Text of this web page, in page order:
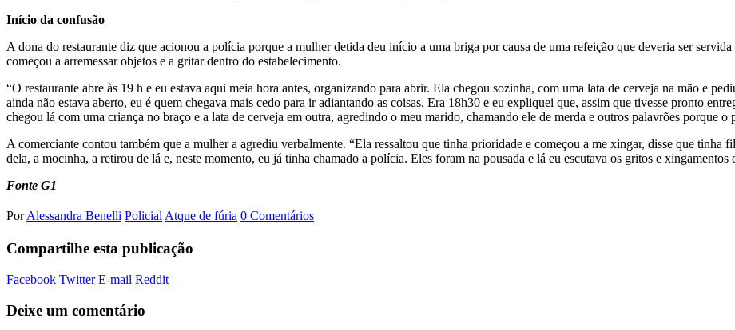
Início da confusão
A dona do restaurante diz que acionou a polícia porque a mulher detida deu início a uma briga por causa de uma refeição que deveria ser
começou a arremessar objetos e a gritar dentro do estabelecimento.
“O restaurante abre às 19 h e eu estava aqui meia hora antes, organizando para abrir. Ela chegou sozinha, com uma lata de cerveja na mão e
ainda não estava aberto, eu é quem chegava mais cedo para ir adiantando as coisas. Era 18h30 e eu expliquei que, assim que tivesse pronto
chegou lá com uma criança no braço e a lata de cerveja em outra, agredindo o meu marido, chamando ele de merda e outros palavrões porque o
A comerciante contou também que a mulher a agrediu verbalmente. “Ela ressaltou que tinha prioridade e começou a me xingar, disse que
dela, a mocinha, a retirou de lá e, neste momento, eu já tinha chamado a polícia. Eles foram na pousada e lá eu escutava os gritos e
Fonte G1
Por Alessandra Benelli Policial Atque de fúria 0 Comentários
Compartilhe esta publicação
Facebook Twitter E-mail Reddit
Deixe um comentário